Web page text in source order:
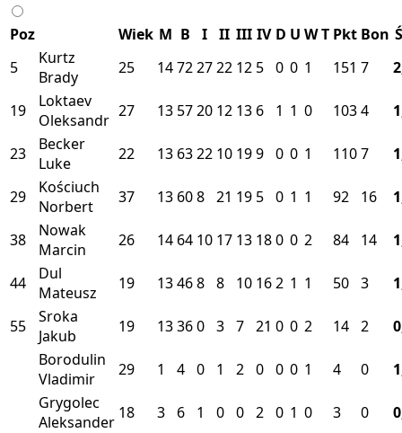
Poz Wiek M B I II III IV D U WT Pkt Bon
5
Kurtz
Brady
25 14722722 12 5 0 0 1 151 7
19
Loktaev
Oleksandr 27 13 5720 12 13 6 1 1 0 1034
23
Becker
Luke
22 13 6322 10 199 0 0 1 1107
29
Kościuch
Norbert
37 13 608 21 19 5 0 1 1 92 16
38
Nowak
Marcin
26 14 64 10 17 13 180 0 2 84 14
44
Dul
Mateusz
19 13468 8 10 162 1 1 50 3
55
Sroka
Jakub
19 13360 3 7 21 0 0 2 14 2
Borodulin
Vladimir
29 1 4 0 1 2 0 0 0 1 4 0
Grygolec
Aleksander 18 3 6 1 0 0 2 0 1 0 3 0